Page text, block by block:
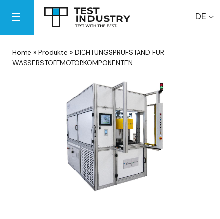
DE
Home » Produkte » DICHTUNGSPRÜFSTAND FÜR
WASSERSTOFFMOTORKOMPONENTEN